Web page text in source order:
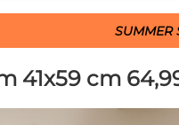
SUMMER
41x59 cm